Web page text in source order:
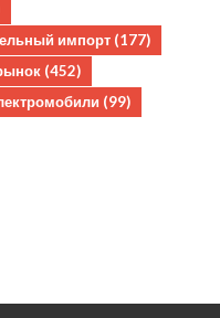
импорт (177)
(452)
(99)